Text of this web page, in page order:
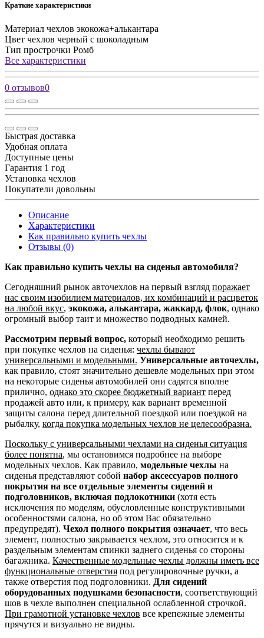
Краткие характеристики
Материал чехлов экокожа+алькантара
Цвет чехлов черный с шоколадным
Тип прострочки Ромб
Все характеристики
0 отзывов0
Быстрая доставка
Удобная оплата
Доступные цены
Гарантия 1 год
Установка чехлов
Покупатели довольны
Описание
Характеристики
Как правильно купить чехлы
Отзывы (0)
Как правильно купить чехлы на сиденья автомобиля?
Сегодняшний рынок авточехлов на первый взгляд поражает
нас своим изобилием материалов, их комбинаций и расцветок
на любой вкус, экокожа, алькантара, жаккард, флок, однако
огромный выбор таит и множество подводных камней.
Рассмотрим первый вопрос, который необходимо решить
при покупке чехлов на сиденья: чехлы бывают
универсальными и модельными. Универсальные авточехлы,
как правило, стоят значительно дешевле модельных при этом
на некоторые сиденья автомобилей они садятся вполне
прилично, однако это скорее бюджетный вариант перед
продажей авто или, к примеру, как вариант временной
защиты салона перед длительной поездкой или поездкой на
рыбалку, когда покупка модельных чехлов не целесообразна.
Поскольку с универсальными чехлами на сиденья ситуация
более понятна, мы остановимся подробнее на выборе
модельных чехлов. Как правило, модельные чехлы на
сиденья представляют собой набор аксессуаров полного
покрытия на все отдельные элементы сидений и
подголовников, включая подлокотники (хотя есть
исключения по моделям, обусловленные конструктивными
особенностями салона, но об этом Вас обязательно
предупредят). Чехол полного покрытия означает, что весь
элемент, полностью закрывается чехлом, это относится и к
раздельным элементам спинки заднего сиденья со стороны
багажника. Качественные модельные чехлы должны иметь все
функциональные отверстия под регулировочные ручки, а
также отверстия под подголовники. Для сидений
оборудованных подушками безопасности, соответствующий
шов в чехле выполнен специальной ослабленной строчкой.
При грамотной установке чехлов все крепежные элементы
прячутся и визуально не видны.